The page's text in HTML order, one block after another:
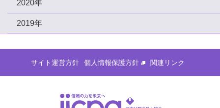
2020年
2019年
サイト運営方針 個人情報保護方針 関連リンク